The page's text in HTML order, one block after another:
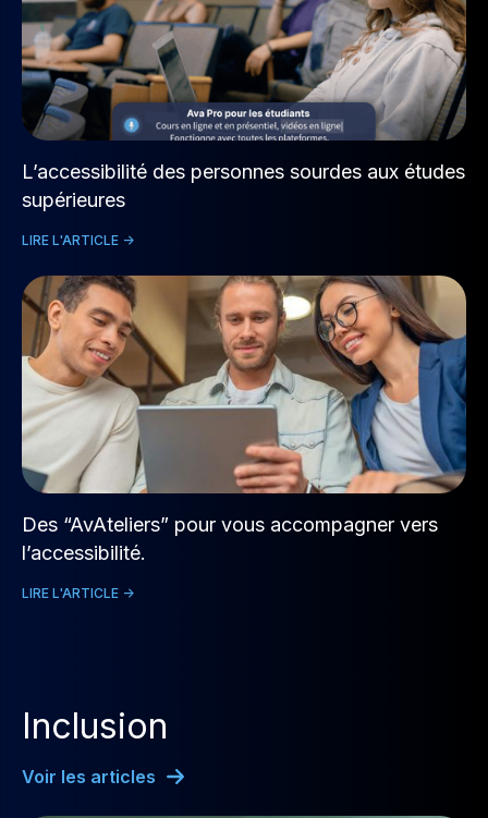
L’accessibilité des personnes sourdes aux études
supérieures
LIRE L'ARTICLE ->
Des “AvAteliers” pour vous accompagner vers
l’accessibilité.
LIRE L'ARTICLE ->
Inclusion
Voir les articles